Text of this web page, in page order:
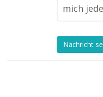
mich
Nachricht